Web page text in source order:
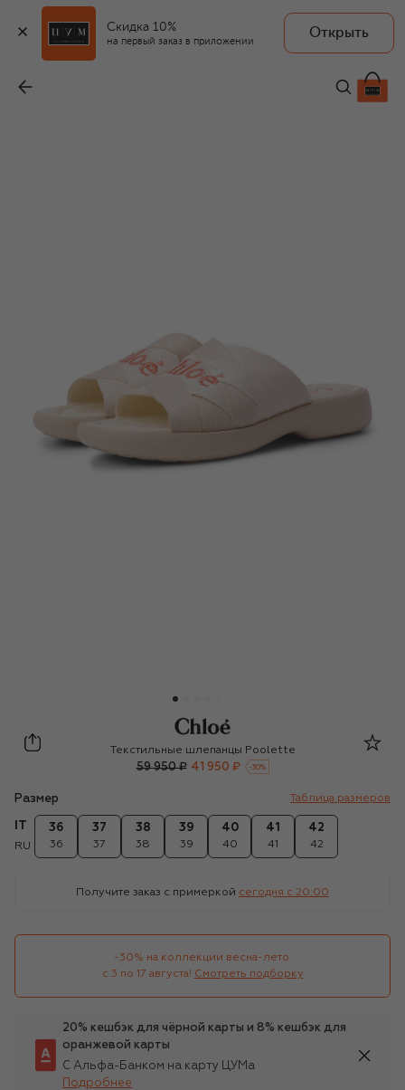
Скидка 10%
на первый заказ в приложении
Открыть
41 950 ₽
Chloé
Текстильные шлепанцы Poolette
59 950 ₽ 41 950 ₽ -30%
Размер Таблица размеров
RU
36
36
37
37
38
38
39
39
40
40
41
41
42
42
Получите заказ с примеркой сегодня c 20:00
-30% на коллекции весна-лето
с 3 по 17 августа! Смотреть подборку
20% кешбэк для чёрной карты и 8% кешбэк для
оранжевой карты
С Альфа-Банком на карту ЦУМа
Подробнее